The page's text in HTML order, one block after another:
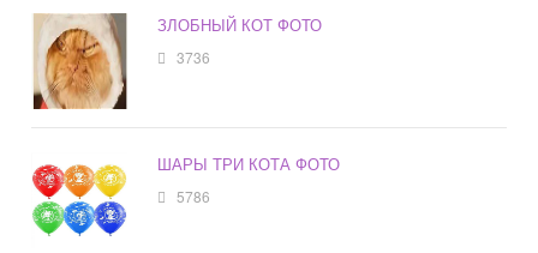
ЗЛОБНЫЙ КОТ ФОТО
3736
ШАРЫ ТРИ КОТА ФОТО
5786